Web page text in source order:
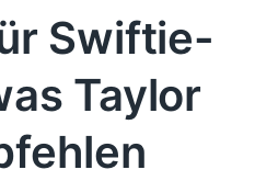
Swiftie-
Taylor